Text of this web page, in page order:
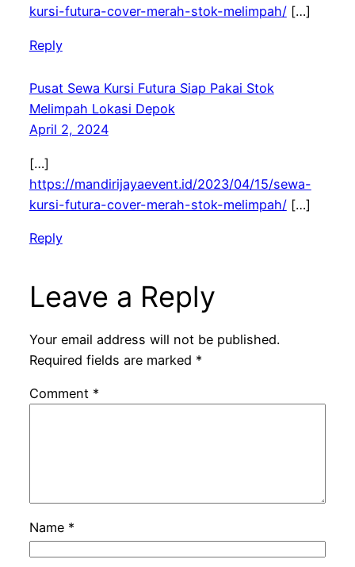
kursi-futura-cover-merah-stok-melimpah/[…]
Reply
Pusat Sewa Kursi Futura Siap Pakai Stok
Melimpah Lokasi Depok
April 2, 2024
[…]
https://mandirijayaevent.id/2023/04/15/sewa-
kursi-futura-cover-merah-stok-melimpah/[…]
Reply
Leave a Reply
Your email address will not be published.
Required fields are marked *
Comment *
Name *